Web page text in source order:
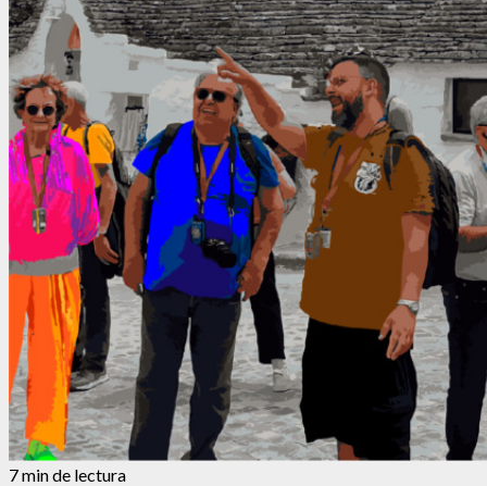
las
Flores:
La
historia
de
Miguel
Atehortúa,
patriarca
del
Desfile
de
Silleteros
7 min de lectura